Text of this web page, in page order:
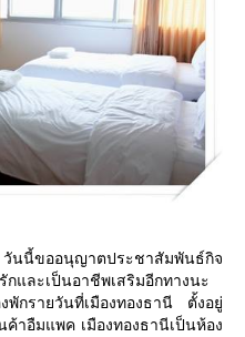
นนี้ขออนุญาตประชาสัมพันธ์กิจ
กและเป็นอาชีพเสริมอีกทางนะ
กรายวันที่เมืองทองธานี ตั้งอยู่
าอืมแพค เมืองทองธานีเป็นห้อง